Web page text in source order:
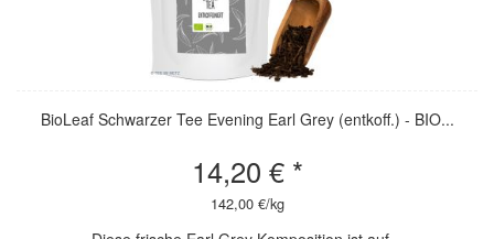
BioLeaf Schwarzer Tee Evening Earl Grey (entkoff.) - BIO...
14,20 € *
142,00 €/kg